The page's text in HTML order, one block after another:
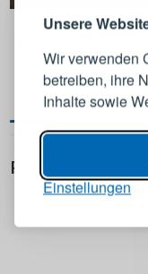
Unsere
Wir verwenden
betreiben, ihre
Inhalte sowie
Einstellungen
64,90 €
Manuelle Salz- und
ADHOC Yaso 17 cm
IN DEN WARENKORB
E-Mail-